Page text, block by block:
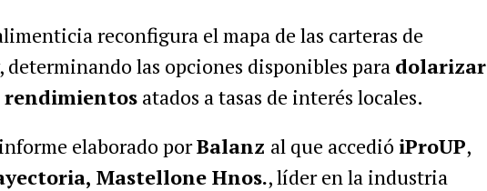
reconfigura el mapa de las carteras de
las opciones disponibles para dolarizar
rendimientosatados a tasas de interés locales.
elaborado porBalanz al que accedió iProUP,
Mastellone Hnos., líder en la industria